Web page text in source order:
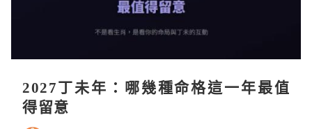
2027丁未年：哪幾種命格這一年最值
得留意